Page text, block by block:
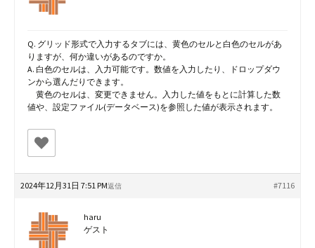
Q. グリッド形式で入力するタブには、黄色のセルと白色のセルがあ
りますが、何か違いがあるのですか。
A. 白色のセルは、入力可能です。数値を入力したり、ドロップダウ
ンから選んだりできます。
黄色のセルは、変更できません。入力した値をもとに計算した数
値や、設定ファイル(データベース)を参照した値が表示されます。
2024年12月31日 7:51 PM #7116
返信
haru
ゲスト